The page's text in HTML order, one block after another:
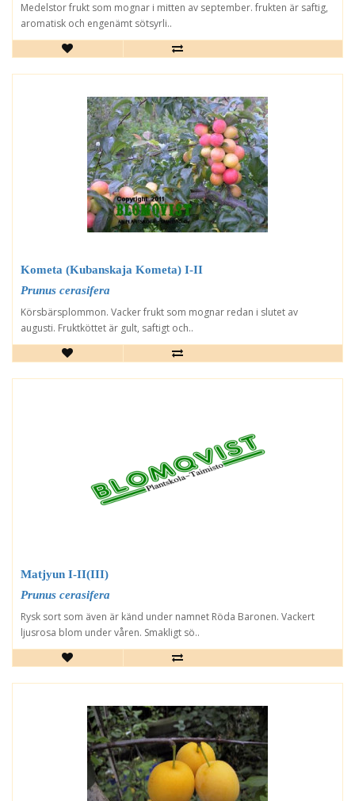
Medelstor frukt som mognar i mitten av september. frukten är saftig,
aromatisk och engenämt sötsyrli..
Kometa (Kubanskaja Kometa) I-II
Prunus cerasifera
Körsbärsplommon. Vacker frukt som mognar redan i slutet av
augusti. Fruktköttet är gult, saftigt och..
Matjyun I-II(III)
Prunus cerasifera
Rysk sort som även är känd under namnet Röda Baronen. Vackert
ljusrosa blom under våren. Smakligt sö..